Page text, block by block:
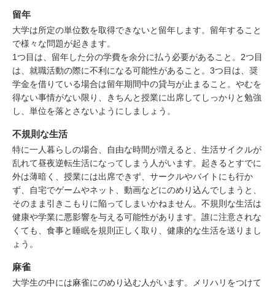
留年
大学は所定の単位数を取得できないと留年します。留年すること
で様々な問題が起きます。
1つ目は、留年した分の学費を余分に払う必要があること。2つ目
は、就職活動の際に不利になる可能性があること。3つ目は、奨
学金を借りている場合は留年期間中の貸与が止まること。やむを
得ない事情がない限り、きちんと授業に出席してしっかりと勉強
し、単位を落とさないようにしましょう。
不規則な生活
特に一人暮らしの場合、自由な時間が増えると、生活サイクルが
乱れて昼夜逆転生活になってしまう人がいます。起きるとすでに
外は薄暗く、授業には出席できず、サークルやバイトにも行か
ず、自宅でゲームやネット、動画などにのめり込んでしまうと、
そのまま引きこもりに陥ってしまいかねません。不規則な生活は
健康や学業に悪影響を与える可能性があります。誰に注意されな
くても、食事と睡眠を規則正しく取り、健康的な生活を送りまし
ょう。
麻雀
大学生の中には麻雀にのめり込む人がいます。メリハリをつけて